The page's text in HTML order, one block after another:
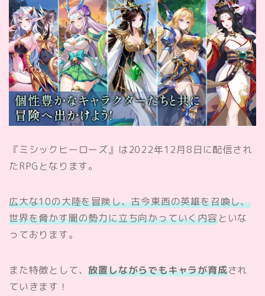
『ミシックヒーローズ』は2022年12月8日に配信され
たRPGとなります。
広大な10の大陸を冒険し、古今東西の英雄を召喚し、
世界を脅かす闇の勢力に立ち向かっていく内容といな
っております。
また特徴として、放置しながらでもキャラが育成され
ていきます！